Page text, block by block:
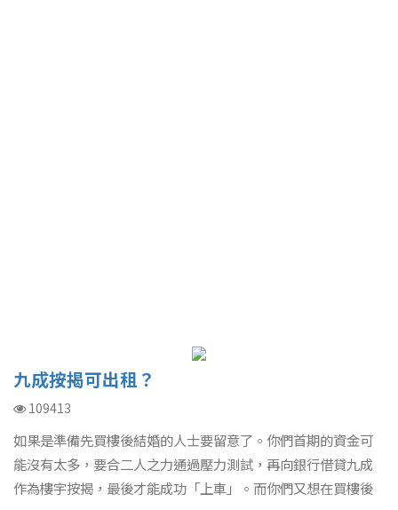
九成按揭可出租？
109413
如果是準備先買樓後結婚的人士要留意了。你們首期的資金可
能沒有太多，要合二人之力通過壓力測試，再向銀行借貸九成
作為樓宇按揭，最後才能成功「上車」。而你們又想在買樓後